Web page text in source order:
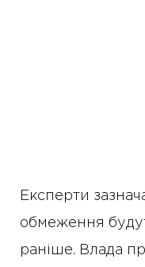
Експерти
обмеження
раніше. Влада